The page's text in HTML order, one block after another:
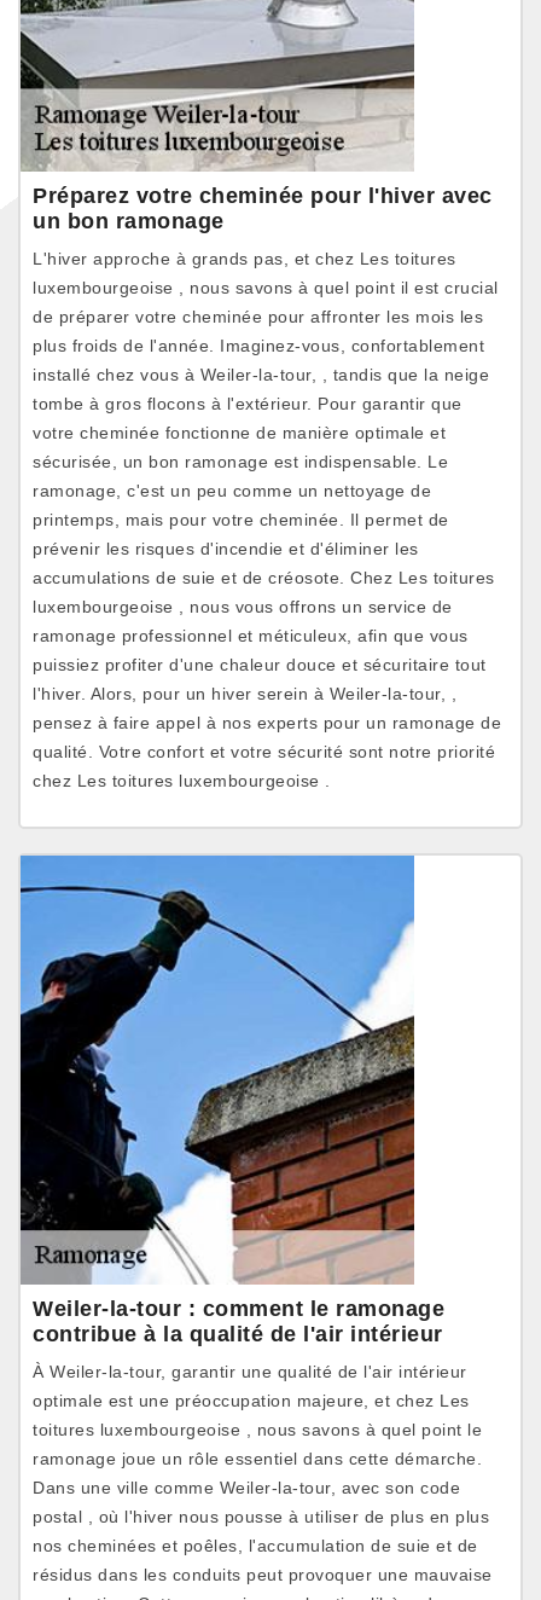
Préparez votre cheminée pour l'hiver avec
un bon ramonage
L'hiver approche à grands pas, et chez Les toitures
luxembourgeoise , nous savons à quel point il est crucial
de préparer votre cheminée pour affronter les mois les
plus froids de l'année. Imaginez-vous, confortablement
installé chez vous à Weiler-la-tour, , tandis que la neige
tombe à gros flocons à l'extérieur. Pour garantir que
votre cheminée fonctionne de manière optimale et
sécurisée, un bon ramonage est indispensable. Le
ramonage, c'est un peu comme un nettoyage de
printemps, mais pour votre cheminée. Il permet de
prévenir les risques d'incendie et d'éliminer les
accumulations de suie et de créosote. Chez Les toitures
luxembourgeoise , nous vous offrons un service de
ramonage professionnel et méticuleux, afin que vous
puissiez profiter d'une chaleur douce et sécuritaire tout
l'hiver. Alors, pour un hiver serein à Weiler-la-tour, ,
pensez à faire appel à nos experts pour un ramonage de
qualité. Votre confort et votre sécurité sont notre priorité
chez Les toitures luxembourgeoise .
Weiler-la-tour : comment le ramonage
contribue à la qualité de l'air intérieur
À Weiler-la-tour, garantir une qualité de l'air intérieur
optimale est une préoccupation majeure, et chez Les
toitures luxembourgeoise , nous savons à quel point le
ramonage joue un rôle essentiel dans cette démarche.
Dans une ville comme Weiler-la-tour, avec son code
postal , où l'hiver nous pousse à utiliser de plus en plus
nos cheminées et poêles, l'accumulation de suie et de
résidus dans les conduits peut provoquer une mauvaise